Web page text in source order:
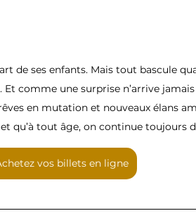
de ses enfants. Mais tout bascule
comme une surprise n’arrive
en mutation et nouveaux élans
qu’à tout âge, on continue toujours
vos billets en ligne